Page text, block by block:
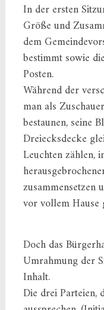
In der ersten
Größe und
dem
bestimmt sowie
Posten.
Während der
man als
bestaunen, seine
Dreiecksdecke
Leuchten zählen,
zusammensetzen
vor vollem Hause
Doch das
Umrahmung der
Inhalt.
Die drei Parteien,